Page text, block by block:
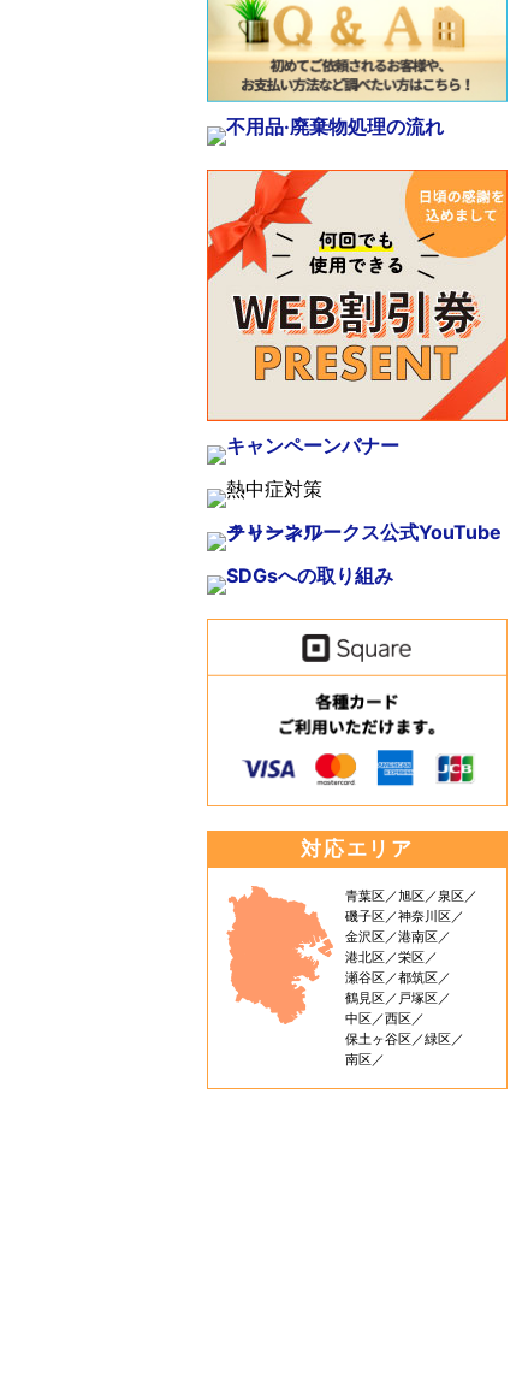
対応エリア
青葉区 旭区
泉区
磯子区
神奈川区
金沢区
港南区
港北区
栄区
瀬谷区
都筑区
鶴見区
戸塚区
中区
西区
保土ヶ谷区
緑区
南区